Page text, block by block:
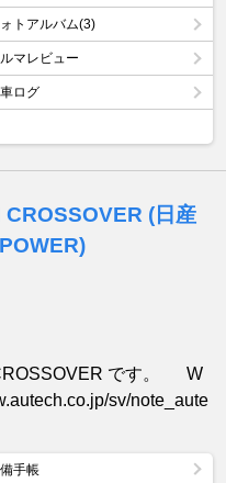
トアルバム(3)
マレビュー
ログ
(日産
です。 W
sv/note_aute
手帳